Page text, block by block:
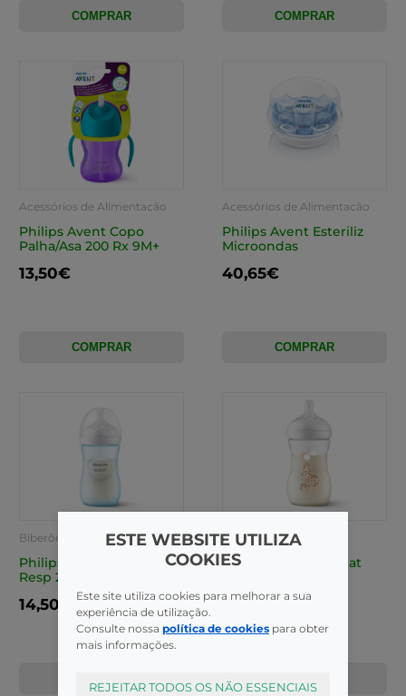
COMPRAR COMPRAR
Acessórios de Alimentação
Philips Avent Copo
Palha/Asa 200 Rx 9M+
13,50€
COMPRAR
Acessórios de Alimentação
Philips Avent Esteriliz
Microondas
40,65€
COMPRAR
Biberões e Tetinas
Philips Avent Bib Nat
Resp 260ml Azul
14,50€
Biberões e Tetinas
Philips Avent Bib Nat
14,50€
ESTE WEBSITE UTILIZA
COOKIES
Este site utiliza cookies para melhorar a sua
experiência de utilização.
Consulte nossa política de cookies para obter
mais informações.
REJEITAR TODOS OS NÃO ESSENCIAIS